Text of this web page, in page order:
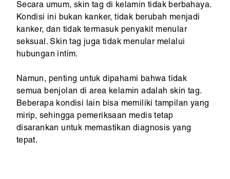
Secara umum, skin tag di kelamin tidak berbahaya.
Kondisi ini bukan kanker, tidak berubah menjadi
kanker, dan tidak termasuk penyakit menular
seksual. Skin tag juga tidak menular melalui
hubungan intim.
Namun, penting untuk dipahami bahwa tidak
semua benjolan di area kelamin adalah skin tag.
Beberapa kondisi lain bisa memiliki tampilan yang
mirip, sehingga pemeriksaan medis tetap
disarankan untuk memastikan diagnosis yang
tepat.